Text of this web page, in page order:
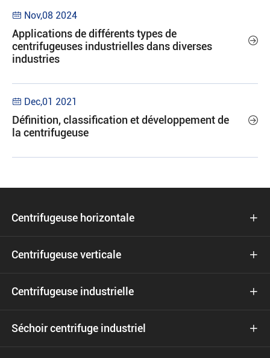
 Nov,08 2024
Applications de différents types de
centrifugeuses industrielles dans diverses
industries

 Dec,01 2021
Définition, classification et développement de
la centrifugeuse

Centrifugeuse horizontale 
Centrifugeuse verticale 
Centrifugeuse industrielle 
Séchoir centrifuge industriel 